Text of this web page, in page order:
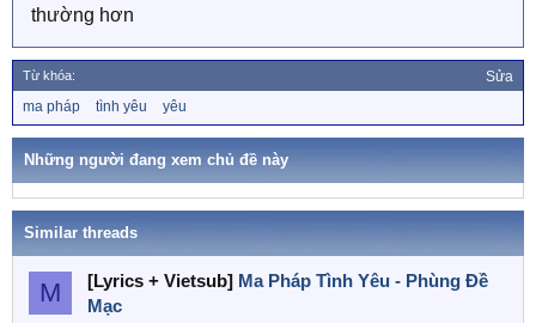
thường hơn
Từ khóa: Sửa
ừ
k
ma pháp tình yêu yêu
Những người đang xem chủ đề này
Similar threads
M [Lyrics + Vietsub] Ma Pháp Tình Yêu - Phùng Đề
Mạc